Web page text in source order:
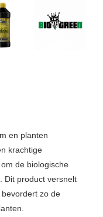
en planten
krachtige
de biologische
Dit product versnelt
zo de